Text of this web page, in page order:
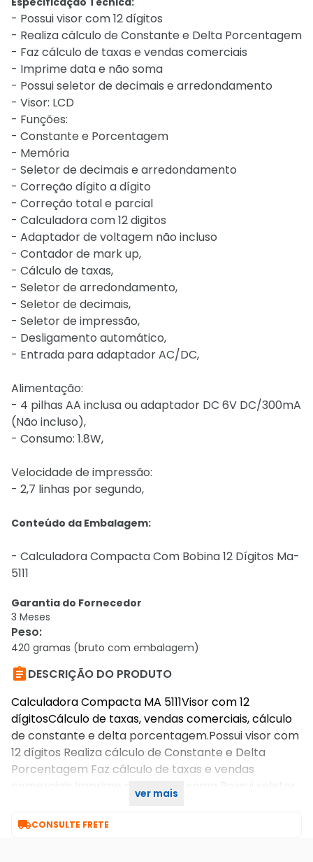
- Possui visor com 12 dígitos
- Realiza cálculo de Constante e Delta Porcentagem
- Faz cálculo de taxas e vendas comerciais
- Imprime data e não soma
- Possui seletor de decimais e arredondamento
- Visor: LCD
- Funções:
- Constante e Porcentagem
- Memória
- Seletor de decimais e arredondamento
- Correção dígito a dígito
- Correção total e parcial
- Calculadora com 12 digitos
- Adaptador de voltagem não incluso
- Contador de mark up,
- Cálculo de taxas,
- Seletor de arredondamento,
- Seletor de decimais,
- Seletor de impressão,
- Desligamento automático,
- Entrada para adaptador AC/DC,
Alimentação:
- 4 pilhas AA inclusa ou adaptador DC 6V DC/300mA
(Não incluso),
- Consumo: 1.8W,
Velocidade de impressão:
- 2,7 linhas por segundo,
Conteúdo da Embalagem:
- Calculadora Compacta Com Bobina 12 Dígitos Ma-
5111
Garantia do Fornecedor
3 Meses
Peso:
420 gramas (bruto com embalagem)
DESCRIÇÃO DO PRODUTO
Calculadora Compacta MA 5111Visor com 12
dígitosCálculo de taxas, vendas comerciais, cálculo
de constante e delta porcentagem.Possui visor com
12 dígitos Realiza cálculo de Constante e Delta
Porcentagem Faz cálculo de taxas e vendas
comerciais Imprime data e não soma Possui seletor
ver mais
CONSULTE FRETE